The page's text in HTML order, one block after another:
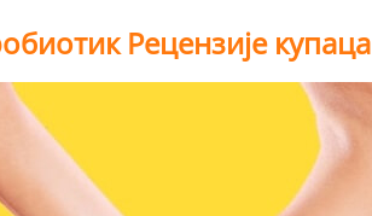
Рецензије купаца